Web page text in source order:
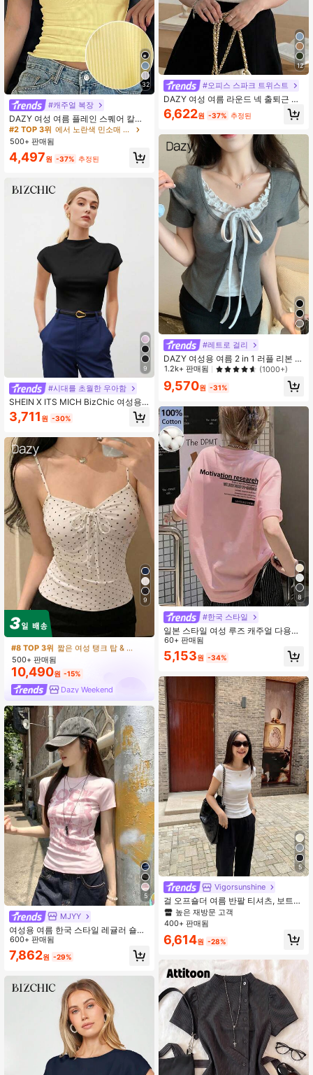
32
#캐주얼 복장
DAZY 여성 여름 플레인 스퀘어 칼라
립 캐주얼 다용도 탱크 옐로우 탑
#2 TOP 3위
에서 노란색 민소매 캐미솔
500+ 판매됨
4,497원 -37% 추정된
9
#시대를 초월한 우아함
SHEIN X ITS MICH BizChic 여성용
블랙 여름 이지 시크 데일리 솔리드 컬
러 스탠드 칼라 배트윙 반팔 티셔츠,
빈티지 탑
3,711 원 -30%
9
#8 TOP 3위
거의 매진!
#8 TOP 3위
짧은 여성 탱크 탑 & 카미스
거의 매진!
#8 TOP 3위
짧은 여성 탱크 탑 & 카미스
거의 매진!
#8 TOP 3위
거의 매진!
500+ 판매됨
10,490원 -15%
Dazy Weekend
5
MJYY
여성용 여름 한국 스타일 레귤러 숄더
섹시 아메리칸 프린트 핏팅 반팔 티셔
츠 탑 캐주얼 핑크
600+ 판매됨
7,862원 -29%
12
#오피스 스파크 트위스트
DAZY 여성 여름 라운드 넥 출퇴근 다
용도 루즈 캐주얼 반팔 티셔츠
6,622원 -37% 추정된
#레트로 걸리
DAZY 여성용 여름 2 in 1 러플 리본 반
팔 티셔츠
1.2k+ 판매됨 (1000+)
9,570원 -31%
8
#한국 스타일
일본 스타일 여성 루즈 캐주얼 다용도
레터 프린트 반팔 티셔츠, 봄/여름 핑
크
60+ 판매됨
5,153원 -34%
5
Vigorsunshine
걸 오프숄더 여름 반팔 티셔츠, 보트넥
슬림핏 우아한 화이트 니트 탑, 캐주얼
클린 걸 에스테틱 디자인
높은 재방문 고객
400+ 판매됨
6,614원 -28%